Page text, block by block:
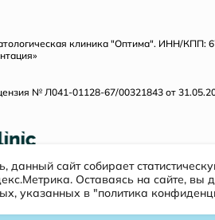
клиника "Оптима". ИНН/КПП:
№ Л041-01128-67/00321843 от
данный сайт собирает
Оставаясь на сайте, вы
указанных в "политика